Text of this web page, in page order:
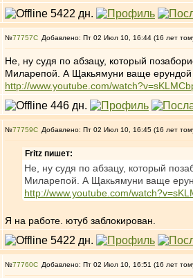
№77757 Добавлено: Пт 02 Июл 10, 16:44 (16 лет
Не, ну судя по абзацу, который
Миларепой. А Щакьямуни ваще ерундой
http://www.youtube.com/
№77759 Добавлено: Пт 02 Июл 10, 16:45 (16 лет
Fritz пишет:
Не, ну судя по абзацу, который
Миларепой. А Щакьямуни ваще
http://www.youtube.com/
Я на работе. ютуб заблокирован.
№77760 Добавлено: Пт 02 Июл 10, 16:51 (16 лет